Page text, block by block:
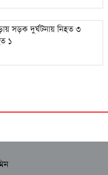
সড়ক দুর্ঘটনায় নিহত ৩
১